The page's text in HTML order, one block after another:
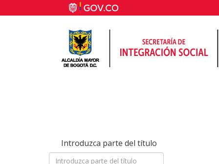
Introduzca parte del título